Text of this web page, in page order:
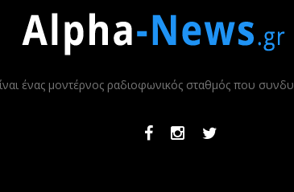
ένας μοντέρνος ραδιοφωνικός σταθμός που
FacebookInstagramTwitter